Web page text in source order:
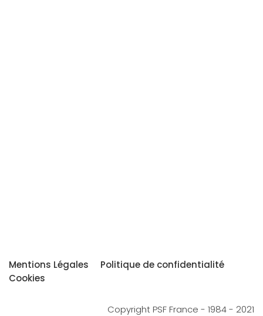
Mentions Légales
Politique de confidentialité
Cookies
Copyright PSF France - 1984 - 2021